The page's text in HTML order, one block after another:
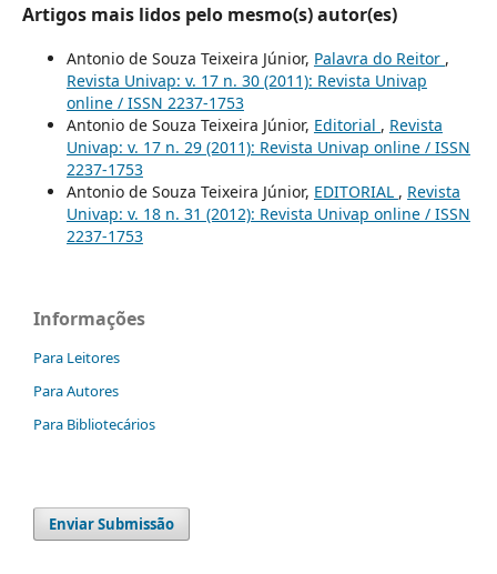
Artigos mais lidos pelo mesmo(s) autor(es)
Antonio de Souza Teixeira Júnior, Palavra do Reitor ,
Revista Univap: v. 17 n. 30 (2011): Revista Univap
online / ISSN 2237-1753
Antonio de Souza Teixeira Júnior, Editorial , Revista
Univap: v. 17 n. 29 (2011): Revista Univap online / ISSN
2237-1753
Antonio de Souza Teixeira Júnior, EDITORIAL , Revista
Univap: v. 18 n. 31 (2012): Revista Univap online / ISSN
2237-1753
Informações
Para Leitores
Para Autores
Para Bibliotecários
Enviar Submissão